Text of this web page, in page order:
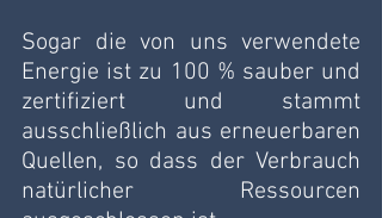
Sogar die von uns verwendete
Energie ist zu 100 % sauber und
zertifiziert und stammt
ausschließlich aus erneuerbaren
Quellen, so dass der Verbrauch
natürlicher Ressourcen